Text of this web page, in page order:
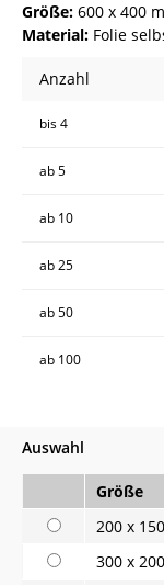
Größe: 600 x 400
Material: Folie
Anzahl
bis4
ab5
ab 10
ab25
ab50
ab 100
Auswahl
Größe
200 x
300 x